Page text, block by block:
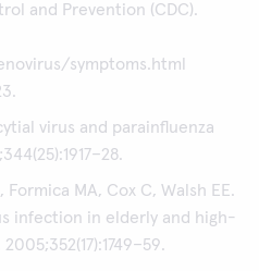
and Prevention (CDC).
symptoms.html
virus and parainfluenza
Formica MA, Cox C, Walsh EE.
infection in elderly and high-